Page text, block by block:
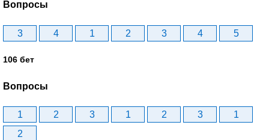
Вопросы
3 4 1 2 3 4 5
106 бет
Вопросы
1 2 3 1 2 3
1
2